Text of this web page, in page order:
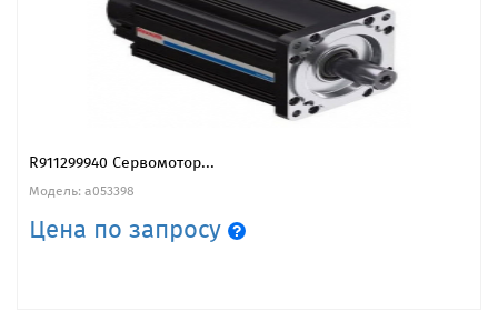
R911299940 Сервомотор...
Модель: a053398
Цена по запросу